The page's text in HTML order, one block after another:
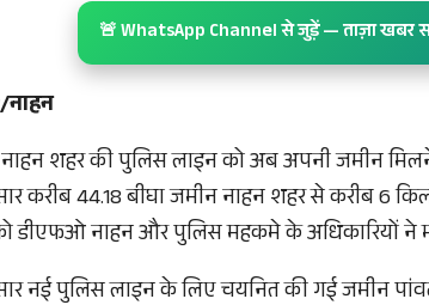
🚨 WhatsApp Channel से जुड़ें — ताज़ा
शहर की पुलिस लाइन को अब अपनी जमीन मिलने
करीब 44.18 बीघा जमीन नाहन शहर से करीब 6
डीएफओ नाहन और पुलिस महकमे के अधिकारियों ने
नई पुलिस लाइन के लिए चयनित की गई जमीन